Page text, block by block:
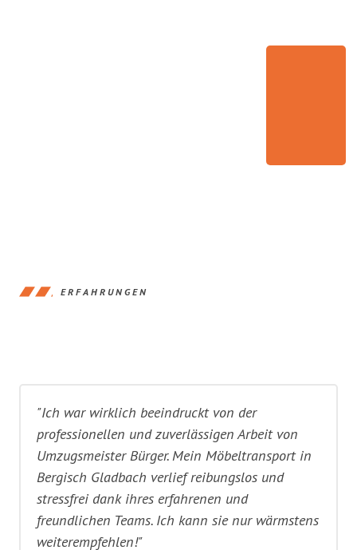
ERFAHRUNGEN
"Ich war wirklich beeindruckt von der
professionellen und zuverlässigen Arbeit von
Umzugsmeister Bürger. Mein Möbeltransport in
Bergisch Gladbach verlief reibungslos und
stressfrei dank ihres erfahrenen und
freundlichen Teams. Ich kann sie nur wärmstens
weiterempfehlen!"